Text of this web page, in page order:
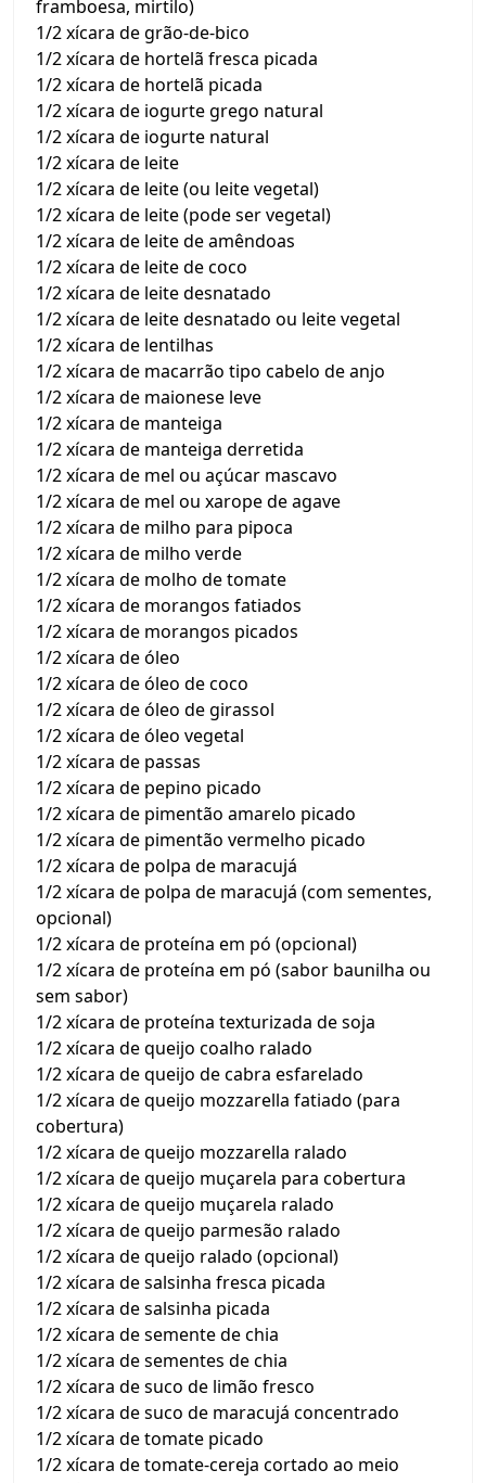
framboesa, mirtilo)
1/2 xícara de grão-de-bico
1/2 xícara de hortelã fresca picada
1/2 xícara de hortelã picada
1/2 xícara de iogurte grego natural
1/2 xícara de iogurte natural
1/2 xícara de leite
1/2 xícara de leite (ou leite vegetal)
1/2 xícara de leite (pode ser vegetal)
1/2 xícara de leite de amêndoas
1/2 xícara de leite de coco
1/2 xícara de leite desnatado
1/2 xícara de leite desnatado ou leite vegetal
1/2 xícara de lentilhas
1/2 xícara de macarrão tipo cabelo de anjo
1/2 xícara de maionese leve
1/2 xícara de manteiga
1/2 xícara de manteiga derretida
1/2 xícara de mel ou açúcar mascavo
1/2 xícara de mel ou xarope de agave
1/2 xícara de milho para pipoca
1/2 xícara de milho verde
1/2 xícara de molho de tomate
1/2 xícara de morangos fatiados
1/2 xícara de morangos picados
1/2 xícara de óleo
1/2 xícara de óleo de coco
1/2 xícara de óleo de girassol
1/2 xícara de óleo vegetal
1/2 xícara de passas
1/2 xícara de pepino picado
1/2 xícara de pimentão amarelo picado
1/2 xícara de pimentão vermelho picado
1/2 xícara de polpa de maracujá
1/2 xícara de polpa de maracujá (com sementes,
opcional)
1/2 xícara de proteína em pó (opcional)
1/2 xícara de proteína em pó (sabor baunilha ou
sem sabor)
1/2 xícara de proteína texturizada de soja
1/2 xícara de queijo coalho ralado
1/2 xícara de queijo de cabra esfarelado
1/2 xícara de queijo mozzarella fatiado (para
cobertura)
1/2 xícara de queijo mozzarella ralado
1/2 xícara de queijo muçarela para cobertura
1/2 xícara de queijo muçarela ralado
1/2 xícara de queijo parmesão ralado
1/2 xícara de queijo ralado (opcional)
1/2 xícara de salsinha fresca picada
1/2 xícara de salsinha picada
1/2 xícara de semente de chia
1/2 xícara de sementes de chia
1/2 xícara de suco de limão fresco
1/2 xícara de suco de maracujá concentrado
1/2 xícara de tomate picado
1/2 xícara de tomate-cereja cortado ao meio